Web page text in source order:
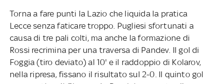
Torna a fare punti la Lazio che liquida la pratica
Lecce senza faticare troppo. Pugliesi sfortunati a
causa di tre pali colti, ma anche la formazione di
Rossi recrimina per una traversa di Pandev. Il gol di
Foggia (tiro deviato) al 10' e il raddoppio di Kolarov,
nella ripresa, fissano il risultato sul 2-0. Il quinto gol